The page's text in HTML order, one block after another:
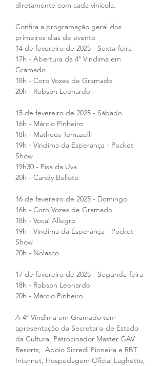
diretamente com cada vinícola.
Confira a programação geral dos
primeiros dias de evento
14 de fevereiro de 2025 - Sexta-feira
17h - Abertura da 4ª Vindima em
Gramado
18h - Coro Vozes de Gramado
20h - Robson Leonardo
15 de fevereiro de 2025 - Sábado
16h - Márcio Pinheiro
18h - Matheus Tomazelli
19h - Vindima da Esperança - Pocket
Show
19h30 - Pisa da Uva
20h - Candy Belloto
16 de fevereiro de 2025 - Domingo
16h - Coro Vozes de Gramado
18h - Vocal Allegro
19h - Vindima da Esperança - Pocket
Show
20h - Nolasco
17 de fevereiro de 2025 - Segunda-feira
18h - Robson Leonardo
20h - Márcio Pinheiro
A 4ª Vindima em Gramado tem
apresentação da Secretaria de Estado
da Cultura, Patrocinador Master GAV
Resorts,  Apoio Sicredi Pioneira e RBT
Internet, Hospedagem Oficial Laghetto,